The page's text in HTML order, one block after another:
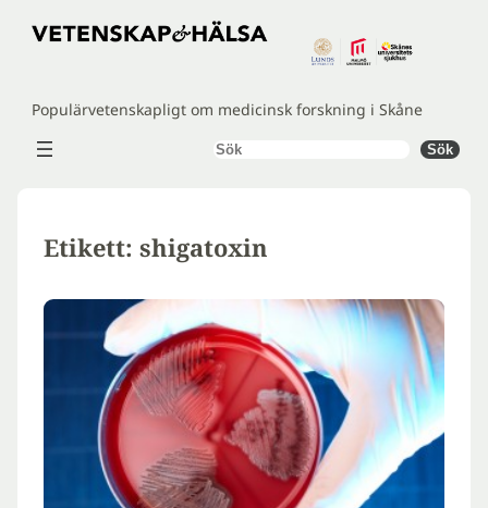
Hoppa
Populärvetenskapligt om medicinsk forskning i Skåne
Sök Sök
Etikett: shigatoxin